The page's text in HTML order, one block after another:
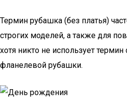
Термин рубашка (без платья)
строгих моделей, а также для
хотя никто не использует
фланелевой рубашки.